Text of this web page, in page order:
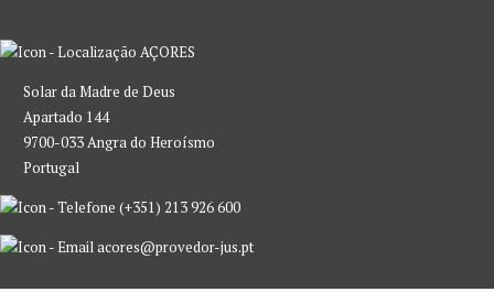
AÇORES
Solar da Madre de Deus
Apartado 144
9700-033 Angra do Heroísmo
Portugal
(+351) 213 926 600
acores@provedor-jus.pt